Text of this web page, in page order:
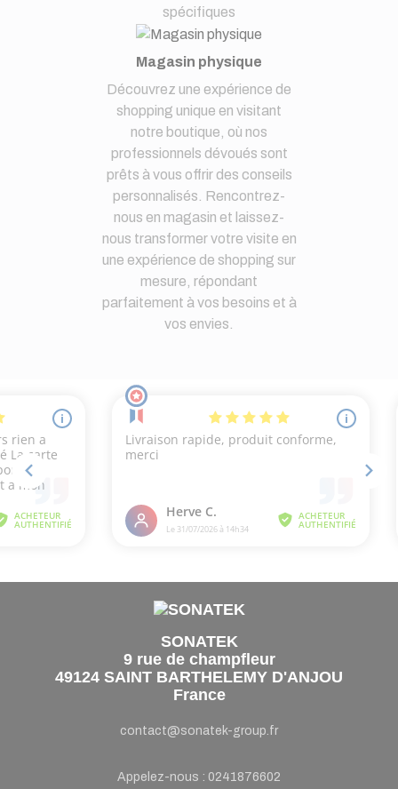
spécifiques
Magasin physique
Découvrez une expérience de
shopping unique en visitant
notre boutique, où nos
professionnels dévoués sont
prêts à vous offrir des conseils
personnalisés. Rencontrez-
nous en magasin et laissez-
nous transformer votre visite en
une expérience de shopping sur
mesure, répondant
parfaitement à vos besoins et à
vos envies.
SONATEK
9 rue de champfleur
49124 SAINT BARTHELEMY D'ANJOU
France
contact@sonatek-group.fr
Appelez-nous : 0241876602